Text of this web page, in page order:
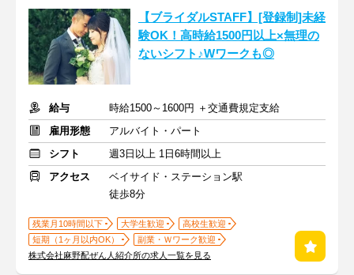
【ブライダルSTAFF】[登録制]未経
験OK！高時給1500円以上×無理の
ないシフト♪Wワークも◎
給与
時給1500～1600円 ＋交通費規定支給
雇用形態
アルバイト・パート
シフト
週3日以上 1日6時間以上
アクセス
ベイサイド・ステーション駅
徒歩8分
残業月10時間以下 大学生歓迎
高校生歓迎
短期（1ヶ月以内OK）
副業・Ｗワーク歓迎
株式会社麻野配ぜん人紹介所の求人一覧を見る